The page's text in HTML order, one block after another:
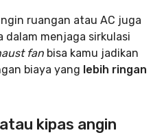
ruangan atau AC juga
dalam menjaga sirkulasi
fan bisa kamu jadikan
biaya yang lebih ringan
kipas angin